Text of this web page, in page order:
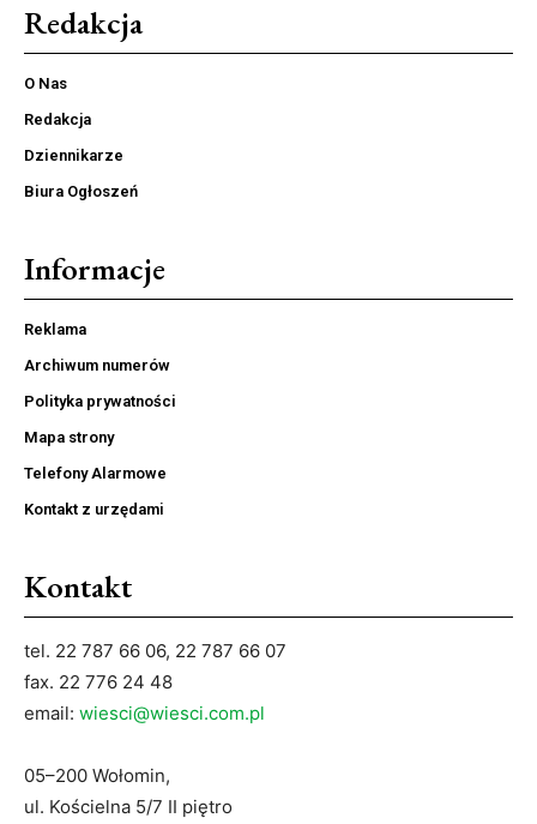
Redakcja
O Nas
Redakcja
Dziennikarze
Biura Ogłoszeń
Informacje
Reklama
Archiwum numerów
Polityka prywatności
Mapa strony
Telefony Alarmowe
Kontakt z urzędami
Kontakt
tel. 22 787 66 06, 22 787 66 07
fax. 22 776 24 48
email: wiesci@wiesci.com.pl
05–200 Wołomin,
ul. Kościelna 5/7 II piętro